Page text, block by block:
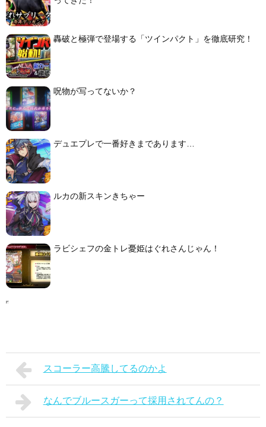
轟破と極弾で登場する「ツインパクト」を徹底研究！
呪物が写ってないか？
デュエプレで一番好きまであります…
ルカの新スキンきちゃー
ラビシェフの金トレ憂姫はぐれさんじゃん！
スコーラー高騰してるのかよ
なんでブルースガーって採用されてんの？